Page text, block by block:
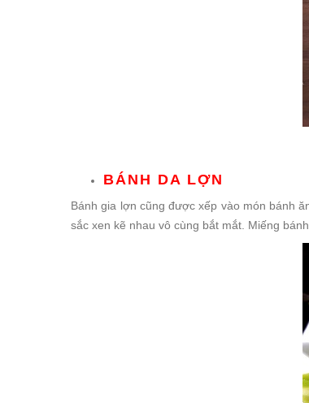
BÁNH DA LỢN
Bánh gia lợn cũng được xếp vào món bánh
sắc xen kẽ nhau vô cùng bắt mắt. Miếng